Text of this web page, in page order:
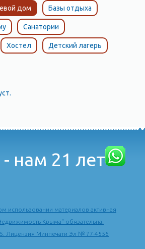
дом Базы отдыха
Санатории
Хостел Детский лагерь
нам 21 лет
использовании материалов активная
Крыма" обязательна.
Лицензия Минпечати Эл № 77-4556